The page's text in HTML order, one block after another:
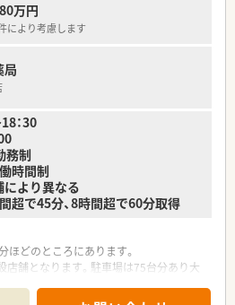
ります。
どの諸手当が充実しており、生活面での
りと整えられています。
ける条件が魅力です。
万円
により考慮します
局
：30
務制
時間制
より異なる
超で45分、8時間超で60分取得
どのところにあります。
舗となります。駐車場は75台分あり大
局がございます。調剤薬局専用の出入